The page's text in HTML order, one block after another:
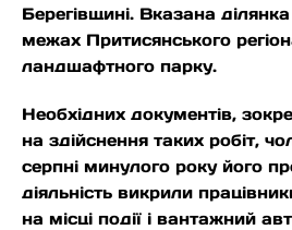
Берегівщині. Вказана
межах Притисянського
ландшафтного парку.
Необхідних документів,
на здійснення таких робіт,
серпні минулого року його
діяльність викрили
на місці події і вантажний